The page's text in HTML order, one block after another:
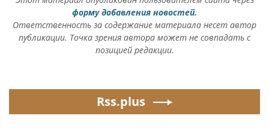
форму добавления новостей.
Ответственность за содержание материала несет автор
публикации. Точка зрения автора может не совпадать с
позицией редакции.
Rss.plus